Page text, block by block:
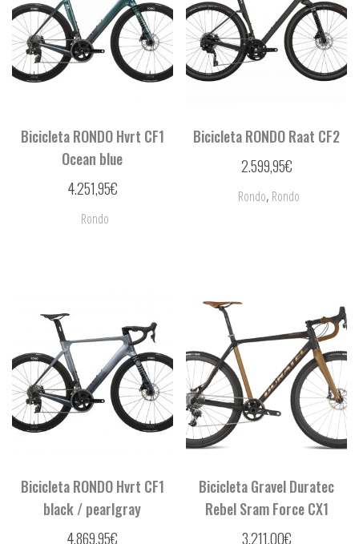
Bicicleta RONDO Hvrt CF1
Ocean blue
4.251,95€
Rondo
Bicicleta RONDO Raat CF2
2.599,95€
Rondo, Rondo
Bicicleta RONDO Hvrt CF1
black / pearlgray
4.869,95€
Bicicleta Gravel Duratec
Rebel Sram Force CX1
3.211,00€